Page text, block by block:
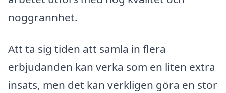
noggrannhet.
Att ta sig tiden att samla in flera
erbjudanden kan verka som en liten extra
insats, men det kan verkligen göra en stor